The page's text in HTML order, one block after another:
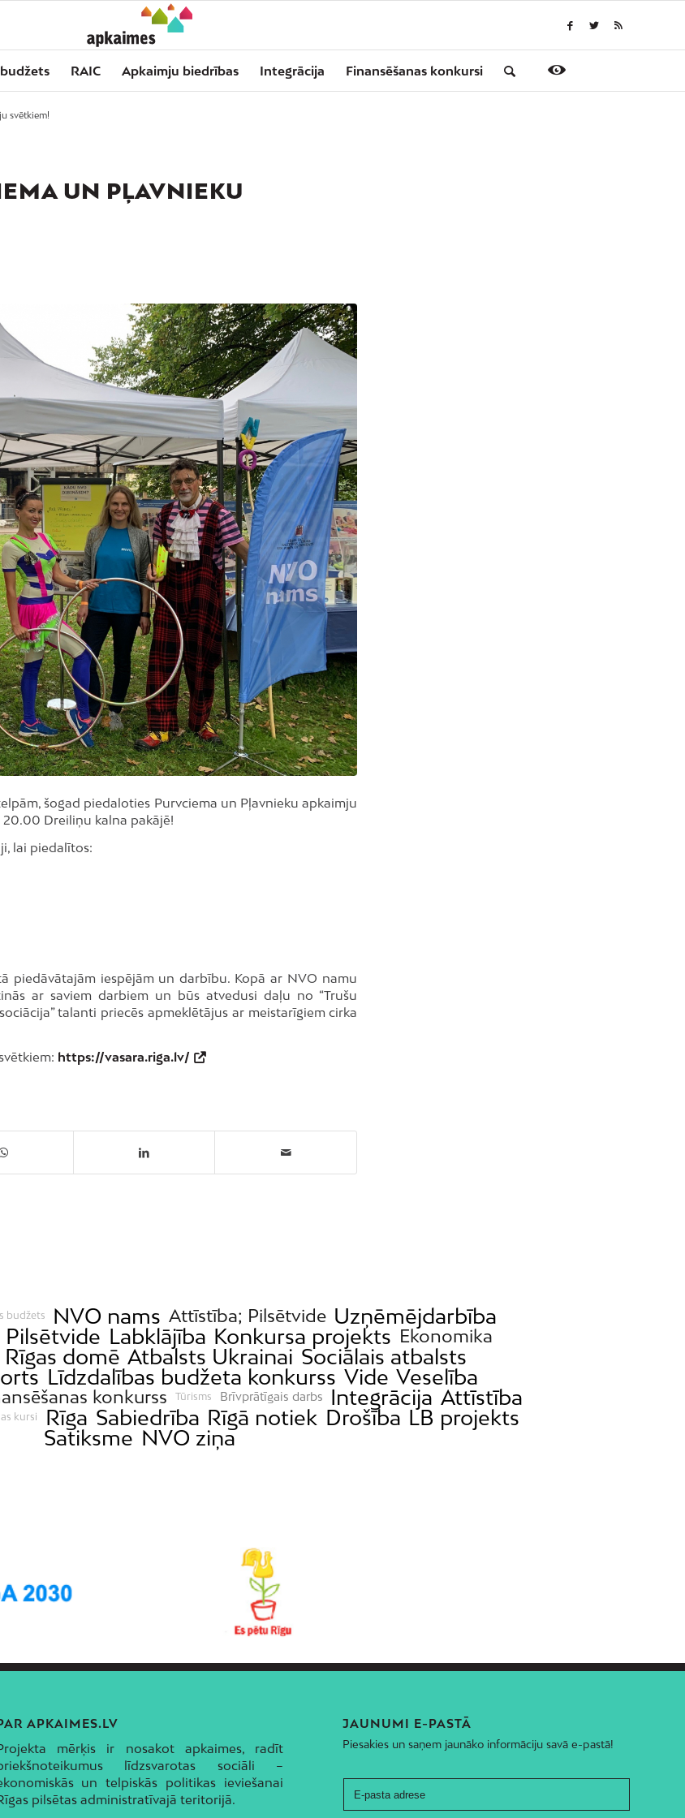
RAIC Apkaimju biedrības Integrācija Finansēšanas konkursi
svētkiem!
UN PĻAVNIEKU
šogad piedaloties Purvciema un Pļavnieku apkaimju
20.00 Dreiliņu kalna pakājē!
lai piedalītos:
piedāvātajām iespējām un darbību. Kopā ar NVO namu
ar saviem darbiem un būs atvedusi daļu no “Trušu
talanti priecēs apmeklētājus ar meistarīgiem cirka
https://vasara.riga.lv/
budžets NVO nams Attīstība; Pilsētvide Uzņēmējdarbība
Pilsētvide Labklājība Konkursa projekts Ekonomika
Rīgas domē Atbalsts Ukrainai Sociālais atbalsts
Līdzdalības budžeta konkurss Vide Veselība
konkurss Tūrisms Brīvprātīgais darbs Integrācija Attīstība
kursi Rīga Sabiedrība Rīgā notiek Drošība LB projekts
Satiksme NVO ziņa
APKAIMES.LV
mērķis ir nosakot apkaimes, radīt
līdzsvarotas sociāli –
un telpiskās politikas ieviešanai
pilsētas administratīvajā teritorijā.
JAUNUMI E-PASTĀ
Piesakies un saņem jaunāko informāciju savā e-pastā!